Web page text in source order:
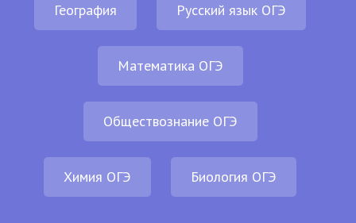
География Русский язык ОГЭ
Математика ОГЭ
Обществознание ОГЭ
Химия ОГЭ Биология ОГЭ